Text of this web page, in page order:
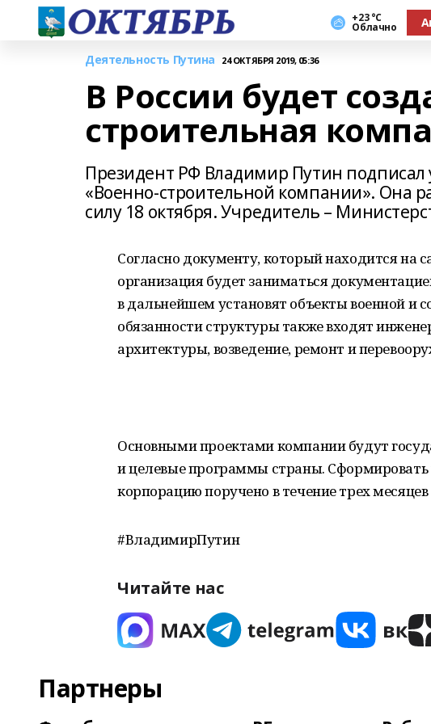
+23 °С
Облачно
Деятельность Путина 24 ОКТЯБРЯ 2019, 05:36
В России будет
строительная
Президент РФ Владимир Путин подписал
«Военно-строительной компании». Она
силу 18 октября. Учредитель –
Согласно документу, который находится на
организация будет заниматься
в дальнейшем установят объекты военной и
обязанности структуры также входят
архитектуры, возведение, ремонт и
Основными проектами компании будут
и целевые программы страны. Сформировать
корпорацию поручено в течение трех
#ВладимирПутин
Читайте нас
Партнеры